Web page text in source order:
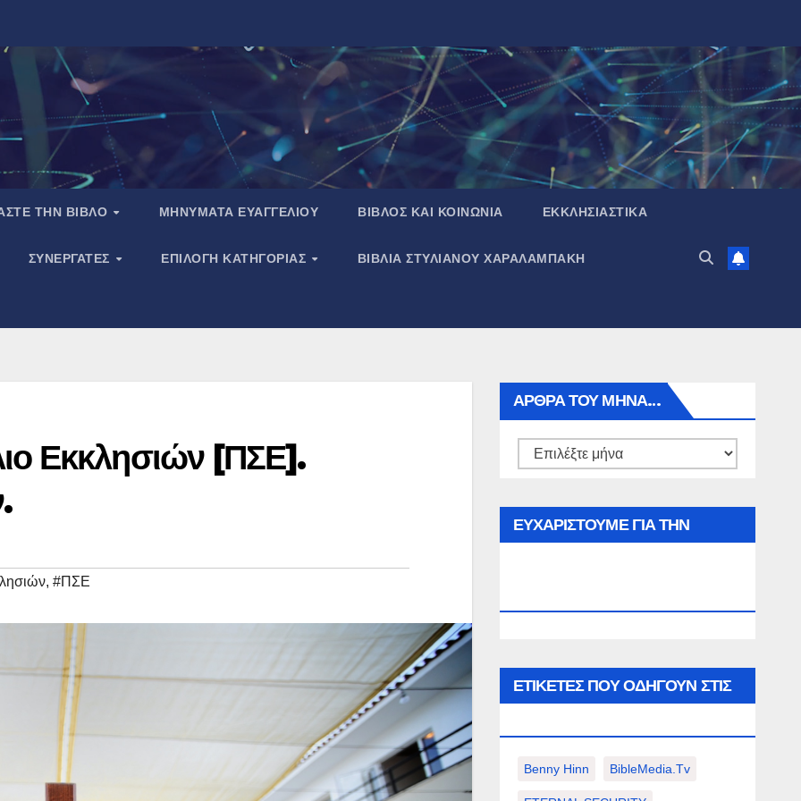
ΤΗΝ ΒΙΒΛΟ ΜΗΝΥΜΑΤΑ ΕΥΑΓΓΕΛΙΟΥ ΒΙΒΛΟΣ ΚΑΙ ΚΟΙΝΩΝΙΑ ΕΚΚΛΗΣΙΑΣΤΙΚΑ
ΣΥΝΕΡΓΑΤΕΣ ΕΠΙΛΟΓΗ ΚΑΤΗΓΟΡΙΑΣ ΒΙΒΛΙΑ ΣΤΥΛΙΑΝΟΥ ΧΑΡΑΛΑΜΠΑΚΗ
Εκκλησιών [ΠΣΕ].
, #ΠΣΕ
ΑΡΘΡΑ ΤΟΥ ΜΉΝΑ…
Αρθρα
μήνα…
ΕΥΧΑΡΙΣΤΟΥΜΕ ΓΙΑ ΤΗΝ
ΕΤΙΚΈΤΕΣ ΠΟΥ ΟΔΗΓΟΎΝ ΣΤΙΣ
Benny Hinn BibleMedia.tv